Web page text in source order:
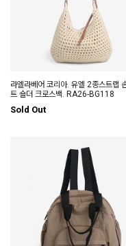
라엘라베어 코리아. 유엘 2종스트랩
트 숄더 크로스백. RA26-BG118
Sold Out